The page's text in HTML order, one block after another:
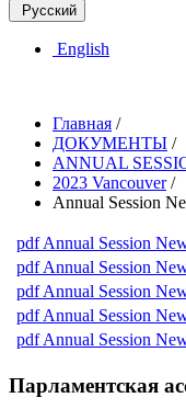
Русский
English
Главная /
ДОКУМЕНТЫ /
ANNUAL
2023 Vancouver /
Annual Session
pdf Annual Session
pdf Annual Session
pdf Annual Session
pdf Annual Session
pdf Annual Session
Парламентская